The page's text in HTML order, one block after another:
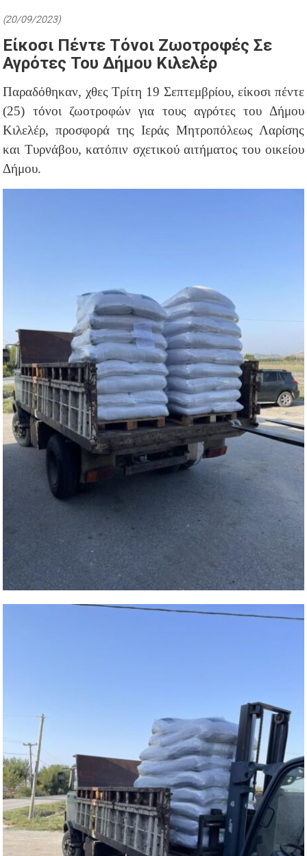
(20/09/2023)
Είκοσι Πέντε Τόνοι Ζωοτροφές Σε
Αγρότες Του Δήμου Κιλελέρ
Παραδόθηκαν, χθες Τρίτη 19 Σεπτεμβρίου, είκοσι πέντε
(25) τόνοι ζωοτροφών για τους αγρότες του Δήμου
Κιλελέρ, προσφορά της Ιεράς Μητροπόλεως Λαρίσης
και Τυρνάβου, κατόπιν σχετικού αιτήματος του οικείου
Δήμου.